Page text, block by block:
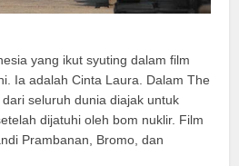
yang ikut syuting dalam film
Ia adalah Cinta Laura. Dalam The
seluruh dunia diajak untuk
dijatuhi oleh bom nuklir. Film
Prambanan, Bromo, dan